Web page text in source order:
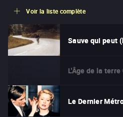
Voir la liste complète
Sauve qui peut
L'Âge de la terre
Le Dernier